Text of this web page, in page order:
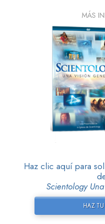
MÁS
Haz clic aquí para
Scientology
HAZ TU